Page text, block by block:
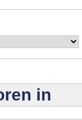
in